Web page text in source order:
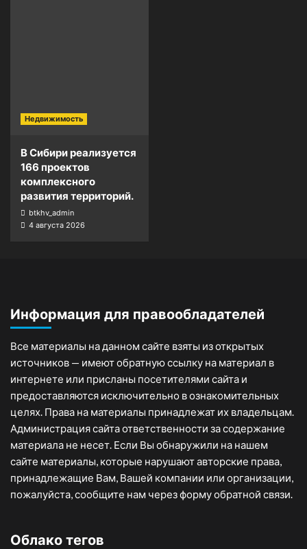
Недвижимость
В Сибири реализуется
166 проектов
комплексного
развития территорий.
btkhv_admin
4 августа 2026
Информация для правообладателей
Все материалы на данном сайте взяты из открытых
источников — имеют обратную ссылку на материал в
интернете или присланы посетителями сайта и
предоставляются исключительно в ознакомительных
целях. Права на материалы принадлежат их владельцам.
Администрация сайта ответственности за содержание
материала не несет. Если Вы обнаружили на нашем
сайте материалы, которые нарушают авторские права,
принадлежащие Вам, Вашей компании или организации,
пожалуйста, сообщите нам через форму обратной связи.
Облако тегов